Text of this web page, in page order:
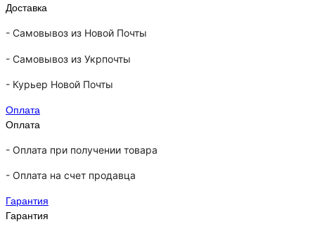
Доставка
- Самовывоз из Новой Почты
- Самовывоз из Укрпочты
- Курьер Новой Почты
Оплата
Оплата
- Оплата при получении товара
- Оплата на счет продавца
Гарантия
Гарантия